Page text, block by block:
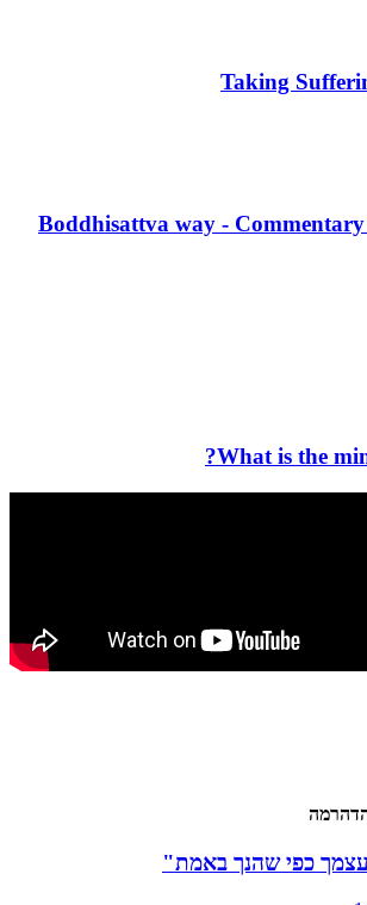
Taking
Boddhisattva way -
כפי שהנך באמת"